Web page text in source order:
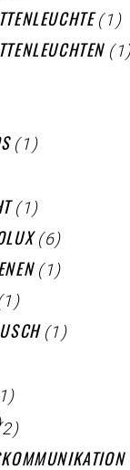
(1)
(1)
(1)
(6)
(1)
(1)